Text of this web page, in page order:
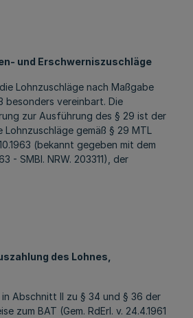
und Erschwerniszuschläge
Lohnzuschläge nach Maßgabe
besonders vereinbart. Die
zur Ausführung des § 29 ist der
gemäß § 29 MTL
(bekannt gegeben mit dem
- SMBl. NRW. 203311), der
des Lohnes,
in Abschnitt II zu § 34 und § 36 der
zum BAT (Gem. RdErl. v. 24.4.1961